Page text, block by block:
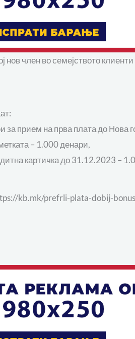
нов член во семејството
за прием на прва плата до Нова
– 1.000 денари,
картичка до 31.12.2023 –
kb.mk/prefrli-plata-dobij-